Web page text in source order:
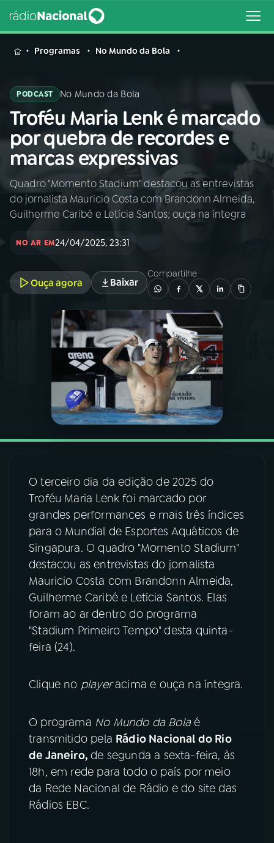
MENU
Buscar
na
Rádio
Nacional
Buscar
AO VIVO
PROGRAMAS
PODCASTS
VIDEOCASTS
08 FESTIVAL DE MÚSICA
ACOMPANHE A RÁDIO NACIONAL
YouTube Facebook
Instagram X
TikTok
Programas No Mundo da Bola
PODCAST No Mundo da Bola
Troféu Maria Lenk é marcado
por quebra de recordes e
marcas expressivas
Quadro "Momento Stadium" destacou as entrevistas
do jornalista Mauricio Costa com Brandonn Almeida,
Guilherme Caribé e Letícia Santos; ouça na íntegra
NO AR EM24/04/2025, 23:31
Ouça agora Baixar
Compartilhe
O terceiro dia da edição de 2025 do
Troféu Maria Lenk foi marcado por
grandes performances e mais três índices
para o Mundial de Esportes Aquáticos de
Singapura. O quadro "Momento Stadium"
destacou as entrevistas do jornalista
Mauricio Costa com Brandonn Almeida,
Guilherme Caribé e Letícia Santos. Elas
foram ao ar dentro do programa
"Stadium Primeiro Tempo" desta quinta-
feira (24).
Clique no playeracima e ouça na íntegra.
O programa No Mundo da Bolaé
transmitido pela Rádio Nacional do Rio
de Janeiro,de segunda a sexta-feira, às
18h, em rede para todo o país por meio
da Rede Nacional de Rádio e do site das
Rádios EBC.